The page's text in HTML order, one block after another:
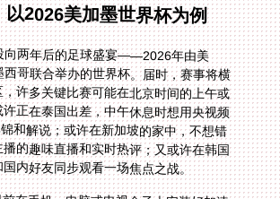
以2026美加墨世界杯为例
向两年后的足球盛宴——2026年由美
哥联合举办的世界杯。届时，赛事将横
许多关键比赛可能在北京时间的上午或
正在泰国出差，中午休息时想用央视频
和解说；或许在新加坡的家中，不想错
的趣味直播和实时热评；又或许在韩国
内好友同步观看一场焦点之战。